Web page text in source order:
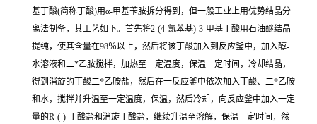
基丁酸(简称丁酸)用α-甲基苄胺拆分得到，但一般工业上用优势结晶分
离法制备，其工艺如下。首先将2-(4-氯苯基)-3-甲基丁酸用石油醚结晶
提纯，使其含量在98％以上，然后将该丁酸加入到反应釜中，加入醇-
水溶液和二*乙胺搅拌，加热至一定温度，保温一定时间，冷却结晶，
得到消旋的丁酸二*乙胺盐，然后在一反应釜中依次加入丁酸、二*乙胺
和水，搅拌并升温至一定温度，保温，然后冷却，向反应釜中加入一定
量的R-(-)-丁酸盐和消旋丁酸盐，继续升温至溶解，保温一定时间，然